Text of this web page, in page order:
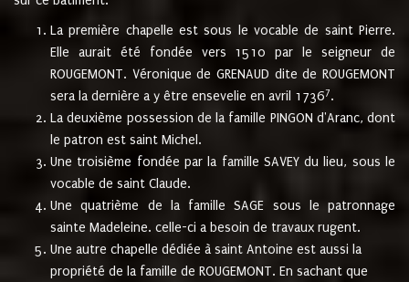
La première chapelle est sous le vocable de saint Pierre.
Elle aurait été fondée vers 1510 par le seigneur de
ROUGEMONT. Véronique de GRENAUD dite de ROUGEMONT
sera la dernière a y être ensevelie en avril 17367.
La deuxième possession de la famille PINGON d'Aranc, dont
le patron est saint Michel.
Une troisième fondée par la famille SAVEY du lieu, sous le
vocable de saint Claude.
Une quatrième de la famille SAGE sous le patronnage
sainte Madeleine. celle-ci a besoin de travaux rugent.
Une autre chapelle dédiée à saint Antoine est aussi la
propriété de la famille de ROUGEMONT. En sachant que